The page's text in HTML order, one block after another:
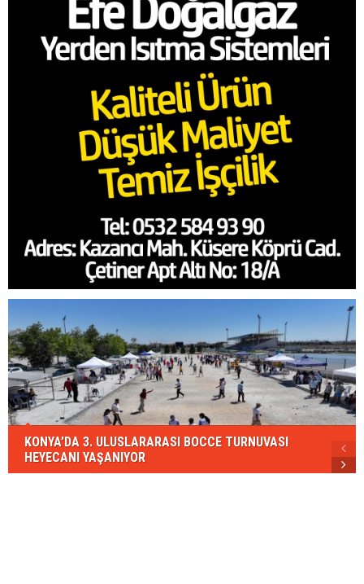
KONYA’DA 3. ULUSLARARASI BOCCE TURNUVASI
HEYECANI YAŞANIYOR